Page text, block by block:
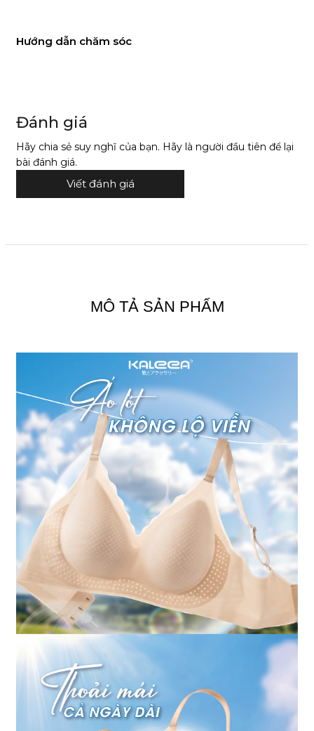
Hướng dẫn chăm sóc
Đánh giá
Hãy chia sẻ suy nghĩ của bạn. Hãy là người đầu tiên để lại
bài đánh giá.
Viết đánh giá
MÔ TẢ SẢN PHẨM